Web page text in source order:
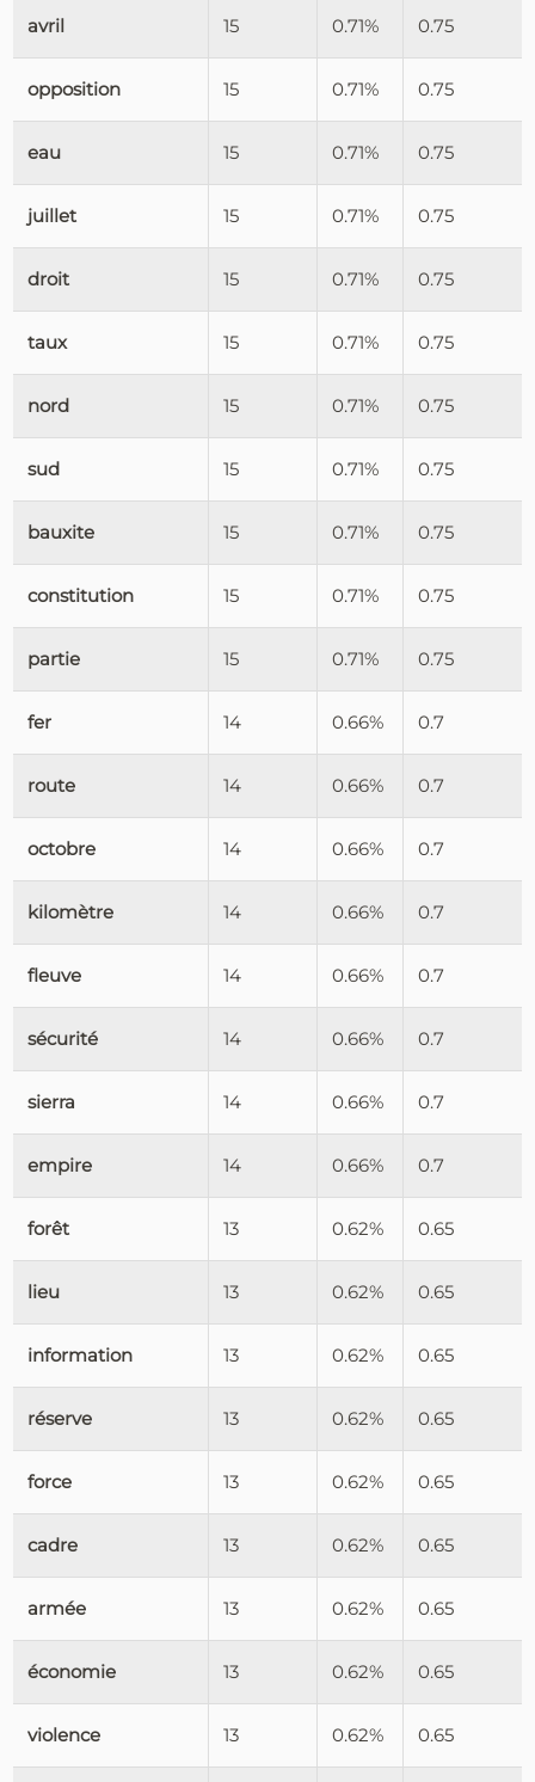
avril 15 0.71% 0.75
opposition 15 0.71% 0.75
eau 15 0.71% 0.75
juillet 15 0.71% 0.75
droit 15 0.71% 0.75
taux 15 0.71% 0.75
nord 15 0.71% 0.75
sud 15 0.71% 0.75
bauxite 15 0.71% 0.75
constitution 15 0.71% 0.75
partie 15 0.71% 0.75
fer 14 0.66% 0.7
route 14 0.66% 0.7
octobre 14 0.66% 0.7
kilomètre 14 0.66% 0.7
fleuve 14 0.66% 0.7
sécurité 14 0.66% 0.7
sierra 14 0.66% 0.7
empire 14 0.66% 0.7
forêt 13 0.62% 0.65
lieu 13 0.62% 0.65
information 13 0.62% 0.65
réserve 13 0.62% 0.65
force 13 0.62% 0.65
cadre 13 0.62% 0.65
armée 13 0.62% 0.65
économie 13 0.62% 0.65
violence 13 0.62% 0.65